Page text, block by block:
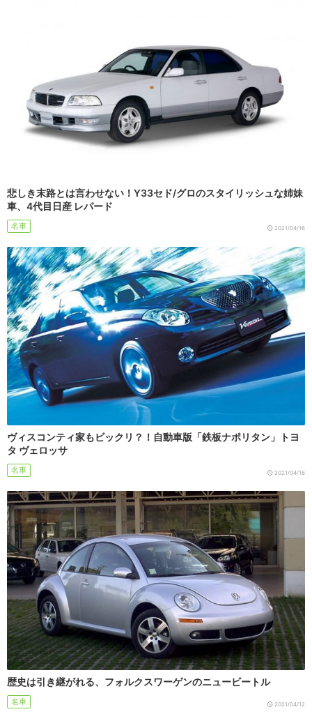
悲しき末路とは言わせない！Y33セド/グロのスタイリッシュな姉妹
車、4代目日産 レパード
名車 2021/04/16
ヴィスコンティ家もビックリ？！自動車版「鉄板ナポリタン」トヨ
タ ヴェロッサ
名車 2021/04/16
歴史は引き継がれる、フォルクスワーゲンのニュービートル
名車 2021/04/12